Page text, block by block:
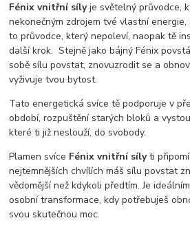
Fénix vnitřní sílyje světelný průvodce,
nekonečným zdrojem tvé vlastní energie,
to průvodce, který nepoleví, naopak tě
další krok. Stejně jako bájný Fénix
sobě sílu povstat, znovuzrodit se a
vyživuje tvou bytost.
Tato energetická svíce tě podporuje v
období, rozpuštění starých bloků a
které ti již neslouží, do svobody.
Plamen svíce Fénix vnitřní sílyti
nejtemnějších chvílích máš sílu povstat
vědomější než kdykoli předtím. Je
osobní transformace, kdy potřebuješ
svou skutečnou moc.